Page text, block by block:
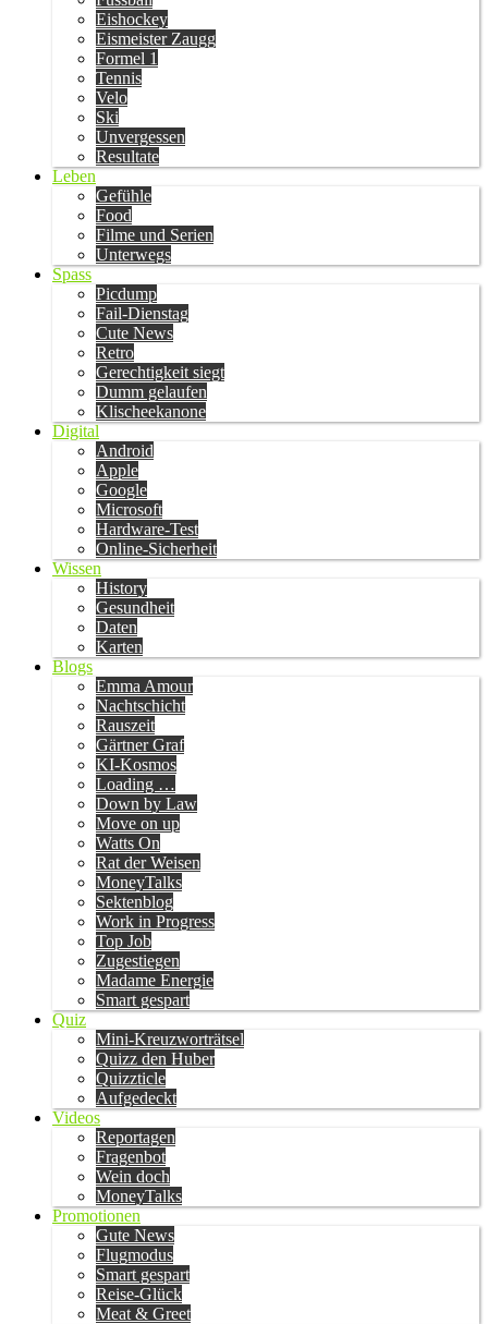
Eishockey
Eismeister Zaugg
Formel 1
Tennis
Velo
Ski
Unvergessen
Resultate
Leben
Gefühle
Food
Filme und Serien
Unterwegs
Spass
Picdump
Fail-Dienstag
Cute News
Retro
Gerechtigkeit siegt
Dumm gelaufen
Klischeekanone
Digital
Android
Apple
Google
Microsoft
Hardware-Test
Online-Sicherheit
Wissen
History
Gesundheit
Daten
Karten
Blogs
Emma Amour
Nachtschicht
Rauszeit
Gärtner Graf
KI-Kosmos
Loading …
Down by Law
Move on up
Watts On
Rat der Weisen
MoneyTalks
Sektenblog
Work in Progress
Top Job
Zugestiegen
Madame Energie
Smart gespart
Quiz
Mini-Kreuzworträtsel
Quizz den Huber
Quizzticle
Aufgedeckt
Videos
Reportagen
Fragenbot
Wein doch
MoneyTalks
Promotionen
Gute News
Flugmodus
Smart gespart
Reise-Glück
Meat & Greet